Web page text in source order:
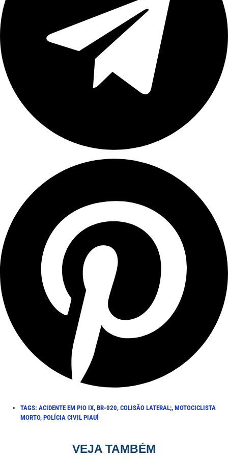
TAGS: ACIDENTE EM PIO IX, BR-020, COLISÃO LATERAL;, MOTOCICLISTA
MORTO, POLÍCIA CIVIL PIAUÍ
VEJA TAMBÉM